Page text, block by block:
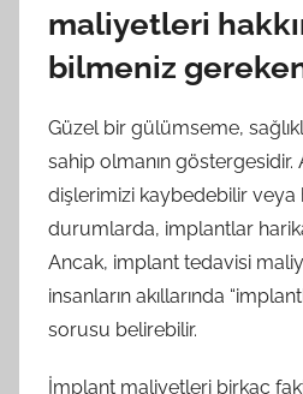
maliyetleri
bilmeniz
Güzel bir gülümseme,
sahip olmanın
dişlerimizi kaybedebilir veya
durumlarda, implantlar
Ancak, implant tedavisi
insanların akıllarında
sorusu belirebilir.
İmplant maliyetleri birkaç